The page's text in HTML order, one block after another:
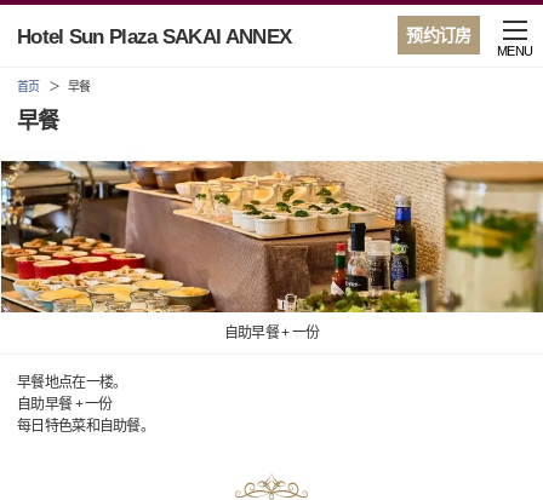
预约订房
Hotel Sun Plaza SAKAI ANNEX
MENU
首页 早餐
早餐
自助早餐 + 一份
早餐地点在一楼。
自助早餐 + 一份
每日特色菜和自助餐。